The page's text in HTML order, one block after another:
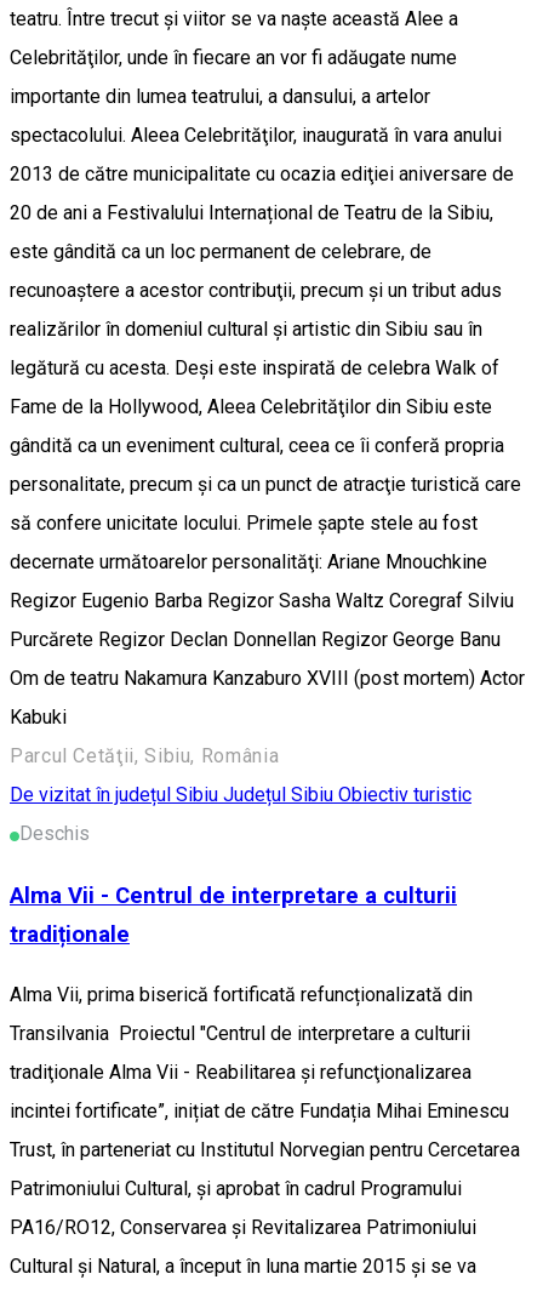
teatru. Între trecut şi viitor se va naşte această Alee a
Celebrităţilor, unde în fiecare an vor fi adăugate nume
importante din lumea teatrului, a dansului, a artelor
spectacolului. Aleea Celebrităţilor, inaugurată în vara anului
2013 de către municipalitate cu ocazia ediţiei aniversare de
20 de ani a Festivalului Internațional de Teatru de la Sibiu,
este gândită ca un loc permanent de celebrare, de
recunoaştere a acestor contribuţii, precum şi un tribut adus
realizărilor în domeniul cultural şi artistic din Sibiu sau în
legătură cu acesta. Deşi este inspirată de celebra Walk of
Fame de la Hollywood, Aleea Celebrităţilor din Sibiu este
gândită ca un eveniment cultural, ceea ce îi conferă propria
personalitate, precum şi ca un punct de atracţie turistică care
să confere unicitate locului. Primele șapte stele au fost
decernate următoarelor personalităţi: Ariane Mnouchkine
Regizor Eugenio Barba Regizor Sasha Waltz Coregraf Silviu
Purcărete Regizor Declan Donnellan Regizor George Banu
Om de teatru Nakamura Kanzaburo XVIII (post mortem) Actor
Kabuki
Parcul Cetăţii, Sibiu, România
De vizitat în județul Sibiu Județul Sibiu Obiectiv turistic
Deschis
Alma Vii - Centrul de interpretare a culturii
tradiționale
Alma Vii, prima biserică fortificată refuncționalizată din
Transilvania Proiectul "Centrul de interpretare a culturii
tradiţionale Alma Vii - Reabilitarea și refuncţionalizarea
incintei fortificate”, inițiat de către Fundația Mihai Eminescu
Trust, în parteneriat cu Institutul Norvegian pentru Cercetarea
Patrimoniului Cultural, și aprobat în cadrul Programului
PA16/RO12, Conservarea și Revitalizarea Patrimoniului
Cultural și Natural, a început în luna martie 2015 și se va